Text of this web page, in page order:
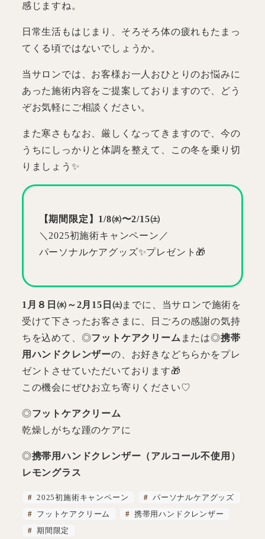
感じますね。
日常生活もはじまり、そろそろ体の疲れもたまっ
てくる頃ではないでしょうか。
当サロンでは、お客様お一人おひとりのお悩みに
あった施術内容をご提案しておりますので、どう
ぞお気軽にご相談ください。
また寒さもなお、厳しくなってきますので、今の
うちにしっかりと体調を整えて、この冬を乗り切
りましょう✨
【期間限定】1/8㈬〜2/15㈯
＼2025初施術キャンペーン／
パーソナルケアグッズ✨プレゼント🎁
1月８日㈬～2月15日㈯までに、当サロンで施術を
受けて下さったお客さまに、日ごろの感謝の気持
ちを込めて、◎フットケアクリーム または◎携帯
用ハンドクレンザーの、お好きなどちらかをプレ
ゼントさせていただいております🎁
この機会にぜひお立ち寄りください♡
◎フットケアクリーム
乾燥しがちな踵のケアに
◎携帯用ハンドクレンザー（アルコール不使用）
レモングラス
2025初施術キャンペーン
パーソナルケアグッズ
フットケアクリーム
携帯用ハンドクレンザー
期間限定